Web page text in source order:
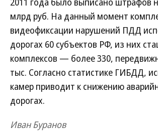
млрд руб. На данный момент
видеофиксации нарушений ПДД
дорогах 60 субъектов РФ, из них
комплексов — более 330,
тыс. Согласно статистике ГИБДД,
камер приводит к снижению
дорогах.
Иван Буранов